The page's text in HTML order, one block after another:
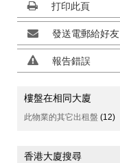
打印此頁
發送電郵給好友
報告錯誤
樓盤在相同大廈
此物業的其它出租盤 (12)
香港大廈搜尋